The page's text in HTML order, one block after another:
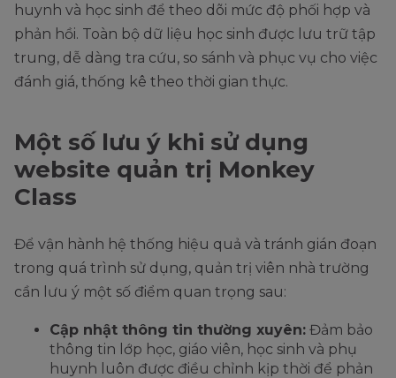
huynh và học sinh để theo dõi mức độ phối hợp và
phản hồi. Toàn bộ dữ liệu học sinh được lưu trữ tập
trung, dễ dàng tra cứu, so sánh và phục vụ cho việc
đánh giá, thống kê theo thời gian thực.
Một số lưu ý khi sử dụng
website quản trị Monkey
Class
Để vận hành hệ thống hiệu quả và tránh gián đoạn
trong quá trình sử dụng, quản trị viên nhà trường
cần lưu ý một số điểm quan trọng sau:
Cập nhật thông tin thường xuyên: Đảm bảo
thông tin lớp học, giáo viên, học sinh và phụ
huynh luôn được điều chỉnh kịp thời để phản